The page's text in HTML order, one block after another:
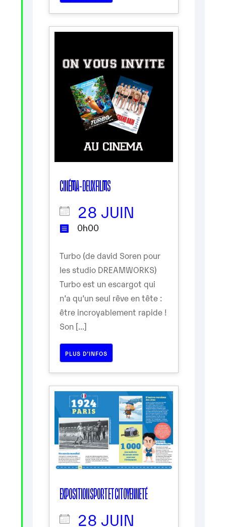
CINÉMA - DEUX FILMS
28 JUIN
0h00
Turbo (de david Soren pour
les studio DREAMWORKS)
Turbo est un escargot qui
n’a qu’un seul rêve en tête :
être incroyablement rapide !
Son [...]
PLUS D’INFOS
EXPOSITION SPORT ET CITOYENNETÉ
28 JUIN